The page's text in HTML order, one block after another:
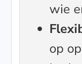
wie
op